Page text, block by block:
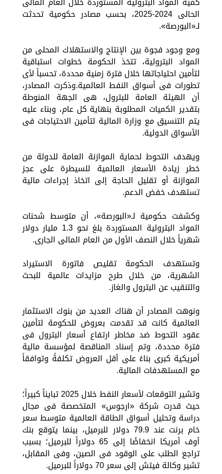
الحالى 2024-2025، بحسب مصادر حكومية تحدثت
لـ«البورصة».
ومع وجود فجوة بين الإنتاج والاستهلاك المحلى من
المواد البترولية، تتخذ الحكومة خطوات استباقية
لتأمين احتياجاتها خلال فترة زمنية محددة، تحسباً لأى
تطورات فى أسواق النفط العالمية.وذكرت المصادر،
أن الهيئة العامة للبترول، هى الجهة المنوطة
بتقدير الكميات المطلوبة بنهاية كل عام، وبناء عليه
يتم التنسيق مع وزارة المالية لتأمين الاحتياجات فى
الأسواق الدولية.
ويهدف التحوط لحماية الموازنة العامة للدولة من
خطر زيادة الأسعار العالمية للسيطرة على عجز
الموازنة أو تقليل الحاجة إلى اتخاذ إجراءات مالية
تستهدف خفض الدعم.
وكشفت حكومية لـ«البورصة»، أن متوسط شحنات
المواد البترولية المستوردة بلغ نحو 1.3 مليار دولار
شهرياً خلال النصف الأول من العام المالى الجارى.
وتستهدف الحكومة تقليص فاتورة الاستيراد
الشهرية، من خلال طرح مزايدات عالمية للبحث
والتنقيب عن البترول والغاز.
ونوهت المصادر أن هناك العديد من بنوك الاستثمار
العالمية كانت قد تقدمت بعروض للحكومة لتأمين
عقود التحوط ضد مخاطر ارتفاع أسعار البترول فى
فترة محددة، وتم إسناد المناقصة لمؤسسة مالية
أمريكية كبرى بناءً على أقل العروض تكلفةً وتوافقاً
مع المستهدفات المالية.
وتشير التوقعات لأسعار النفط خلال 2025 تبايناً كبيراً؛
حيث قدرت شركة «ارجوس» المتخصصة فى مجال
دراسة وتحليل أسواق الطاقة العالمية متوسط سعر
خام برنت عند 79.9 دولار للبرميل، بينما يتوقع بنك
أوف أمريكا انخفاضًا إلى 65 دولاراً للبرميل؛ بسبب
تراجع الطلب على الوقود فى الصين، وفى المقابل،
تشير وكالة فيتش إلى سعر 70 دولاراً للبرميل.